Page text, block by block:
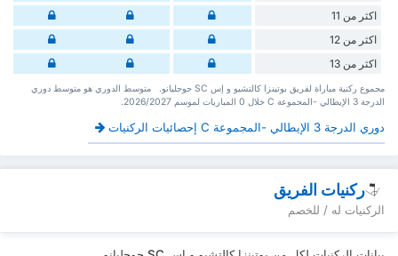
اكثر من 11
اكثر من 12
اكثر من 13
‏مجموع ركنية مباراة لفريق بوتينزا كالتشيو و إس SC جوجليانو. ‏‏ ‏ ‏متوسط الدوري هو متوسط دوري
الدرجة 3 الإيطالي -المجموعة C ‏خلال 0 ‏المباريات لموسم 2026/2027.
دوري الدرجة 3 الإيطالي -المجموعة C إحصائيات الركنيات
ركنيات الفريق
الركنيات له / للخصم